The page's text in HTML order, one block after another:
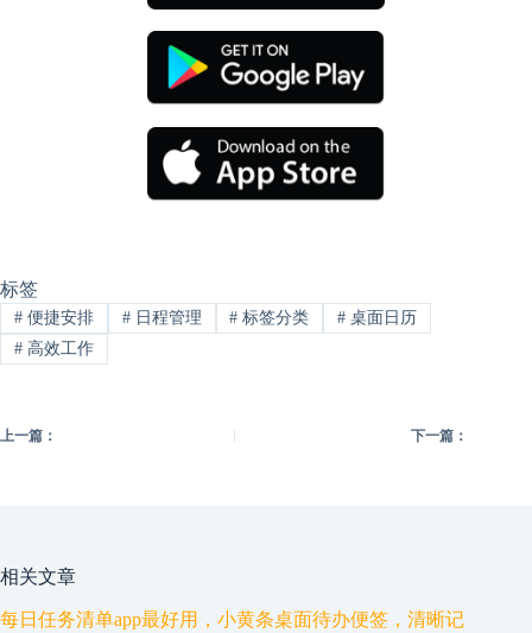
标签
#便捷安排 #日程管理 # 标签分类 # 桌面日历
#高效工作
上一篇： 下一篇：
相关文章
每日任务清单app最好用，小黄条桌面待办便签，清晰记